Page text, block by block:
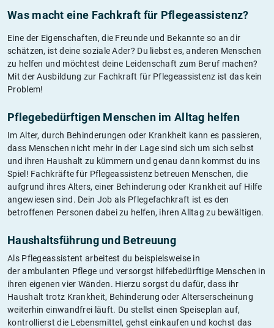
Was macht eine Fachkraft für Pflegeassistenz?
Eine der Eigenschaften, die Freunde und Bekannte so an dir
schätzen, ist deine soziale Ader? Du liebst es, anderen Menschen
zu helfen und möchtest deine Leidenschaft zum Beruf machen?
Mit der Ausbildung zur Fachkraft für Pflegeassistenz ist das kein
Problem!
Pflegebedürftigen Menschen im Alltag helfen
Im Alter, durch Behinderungen oder Krankheit kann es passieren,
dass Menschen nicht mehr in der Lage sind sich um sich selbst
und ihren Haushalt zu kümmern und genau dann kommst du ins
Spiel! Fachkräfte für Pflegeassistenz betreuen Menschen, die
aufgrund ihres Alters, einer Behinderung oder Krankheit auf Hilfe
angewiesen sind. Dein Job als Pflegefachkraft ist es den
betroffenen Personen dabei zu helfen, ihren Alltag zu bewältigen.
Haushaltsführung und Betreuung
Als Pflegeassistent arbeitest du beispielsweise in
der ambulanten Pflege und versorgst hilfebedürftige Menschen in
ihren eigenen vier Wänden. Hierzu sorgst du dafür, dass ihr
Haushalt trotz Krankheit, Behinderung oder Alterserscheinung
weiterhin einwandfrei läuft. Du stellst einen Speiseplan auf,
kontrollierst die Lebensmittel, gehst einkaufen und kochst das